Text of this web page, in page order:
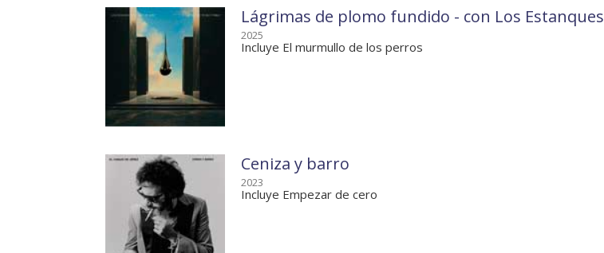
Lágrimas de plomo fundido - con Los Estanques
2025
Incluye El murmullo de los perros
Ceniza y barro
2023
Incluye Empezar de cero